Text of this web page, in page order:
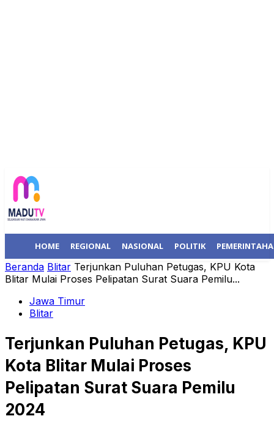
HOME REGIONAL NASIONAL POLITIK
Beranda Blitar Terjunkan Puluhan Petugas, KPU Kota
Blitar Mulai Proses Pelipatan Surat Suara Pemilu...
Jawa Timur
Blitar
Terjunkan Puluhan Petugas, KPU
Kota Blitar Mulai Proses
Pelipatan Surat Suara Pemilu
2024